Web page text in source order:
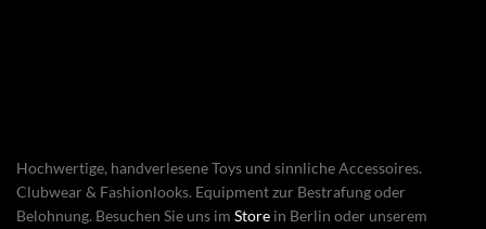
Hochwertige, handverlesene Toys und sinnliche Accessoires.
Clubwear & Fashionlooks. Equipment zur Bestrafung oder
Belohnung. Besuchen Sie uns im Store in Berlin oder unserem